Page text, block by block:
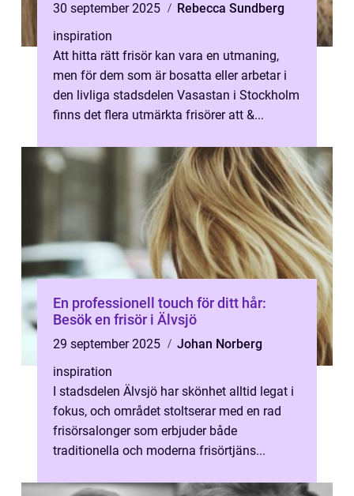
30 september 2025
Rebecca Sundberg
inspiration
Att hitta rätt frisör kan vara en utmaning,
men för dem som är bosatta eller arbetar i
den livliga stadsdelen Vasastan i Stockholm
finns det flera utmärkta frisörer att &...
En professionell touch för ditt hår:
Besök en frisör i Älvsjö
29 september 2025
Johan Norberg
inspiration
I stadsdelen Älvsjö har skönhet alltid legat i
fokus, och området stoltserar med en rad
frisörsalonger som erbjuder både
traditionella och moderna frisörtjäns...